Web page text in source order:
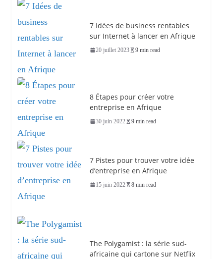
7 Idées de business rentables
sur Internet à lancer en Afrique
20 juillet 2023 9 min read
8 Étapes pour créer votre
entreprise en Afrique
30 juin 2022 9 min read
7 Pistes pour trouver votre idée
d’entreprise en Afrique
15 juin 2022 8 min read
The Polygamist : la série sud-
africaine qui cartone sur Netflix